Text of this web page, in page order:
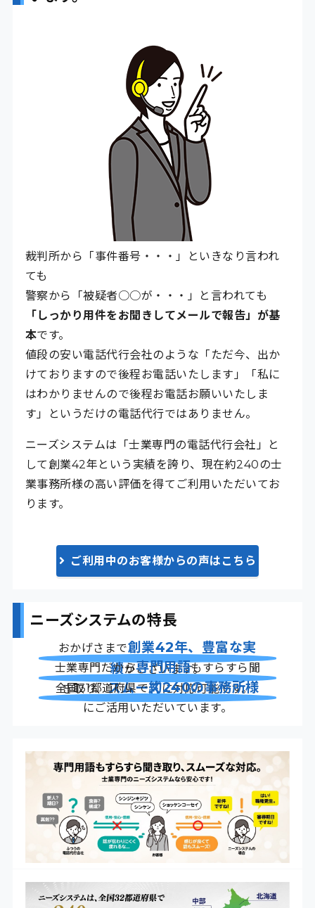
裁判所から「事件番号・・・」といきなり言われ
ても
警察から「被疑者○○が・・・」と言われても
「しっかり用件をお聞きしてメールで報告」が基
本です。
値段の安い電話代行会社のような「ただ今、出か
けておりますので後程お電話いたします」「私に
はわかりませんので後程お電話お願いいたしま
す」というだけの電話代行ではありません。
ニーズシステムは「士業専門の電話代行会社」と
して創業42年という実績を誇り、現在約240の士
業事務所様の高い評価を得てご利用いただいてお
ります。
ご利用中のお客様からの声はこちら
ニーズシステムの特長
おかげさまで創業42年、豊富な実
績がございます。
士業専門だから専門用語もすらすら聞
き取り、スムーズに対応可能です。
全国31都道府県で約240の事務所様
にご活用いただいています。